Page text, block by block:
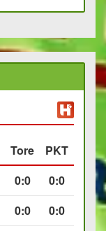
Tore
PKT
0:0
0:0
0:0
0:0